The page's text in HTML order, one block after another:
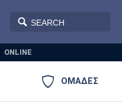
ONLINE
ΟΜΑΔΕΣ